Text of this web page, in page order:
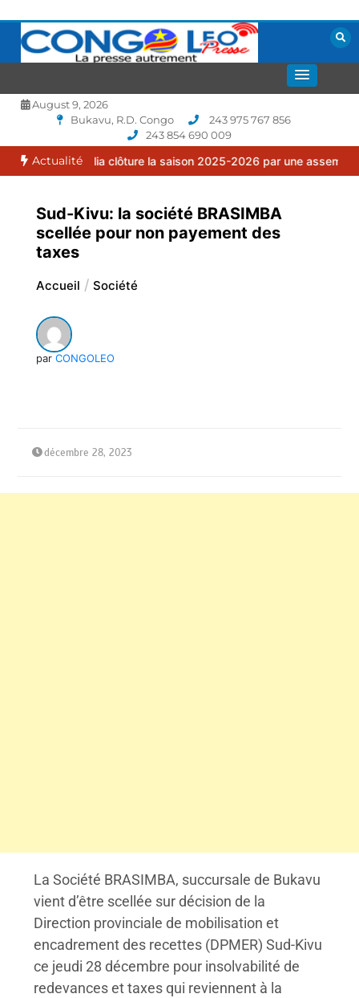
contenu
CONGOLEO
August 9, 2026
Bukavu, R.D. Congo
243 975 767 856
243 854 690 009
Actualité
Familia clôture la saison 2025-2026 par une assemblée générale
Sud-Kivu: la société BRASIMBA
scellée pour non payement des
taxes
Accueil Société
par CONGOLEO
décembre 28, 2023
La Société BRASIMBA, succursale de Bukavu
vient d’être scellée sur décision de la
Direction provinciale de mobilisation et
encadrement des recettes (DPMER) Sud-Kivu
ce jeudi 28 décembre pour insolvabilité de
redevances et taxes qui reviennent à la